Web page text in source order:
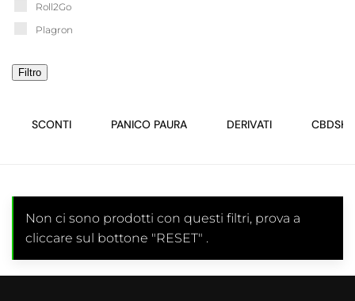
Roll2Go
Plagron
Filtro
SCONTI PANICO PAURA DERIVATI
Non ci sono prodotti con questi filtri, prova a
cliccare sul bottone "RESET" .